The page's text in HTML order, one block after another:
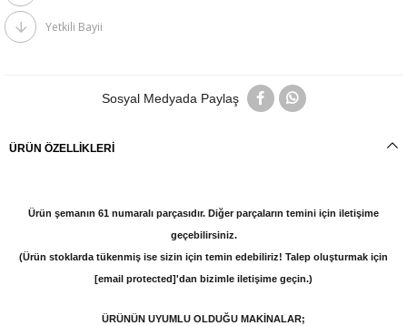
Yetkili Bayii
Sosyal Medyada Paylaş
ÜRÜN ÖZELLIKLERI
Ürün şemanın 61 numaralı parçasıdır. Diğer parçaların temini için iletişime
geçebilirsiniz.
(Ürün stoklarda tükenmiş ise sizin için temin edebiliriz! Talep oluşturmak için
[email protected]'dan bizimle iletişime geçin.)
ÜRÜNÜN UYUMLU OLDUĞU MAKİNALAR;